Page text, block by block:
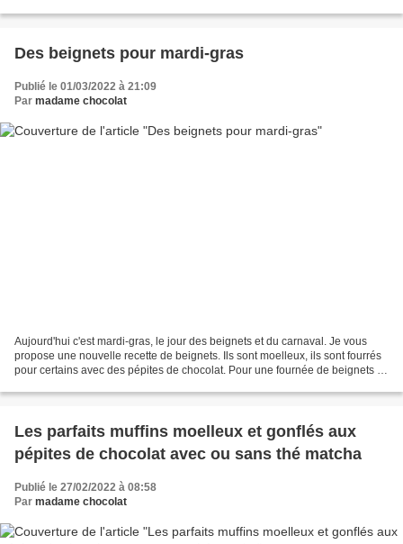
Des beignets pour mardi-gras
Publié le 01/03/2022 à 21:09
Par madame chocolat
Aujourd'hui c'est mardi-gras, le jour des beignets et du carnaval. Je vous
propose une nouvelle recette de beignets. Ils sont moelleux, ils sont fourrés
pour certains avec des pépites de chocolat. Pour une fournée de beignets :
Les parfaits muffins moelleux et gonflés aux
pépites de chocolat avec ou sans thé matcha
Publié le 27/02/2022 à 08:58
Par madame chocolat